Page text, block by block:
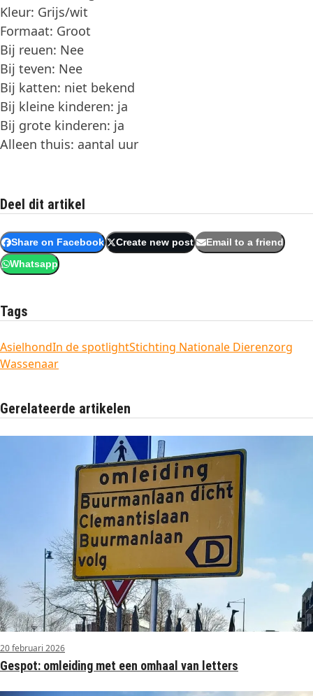
Kleur: Grijs/wit
Formaat: Groot
Bij reuen: Nee
Bij teven: Nee
Bij katten: niet bekend
Bij kleine kinderen: ja
Bij grote kinderen: ja
Alleen thuis: aantal uur
Deel dit artikel
Share on Facebook Create new post Email to a friend
Whatsapp
Tags
AsielhondIn de spotlightStichting Nationale Dierenzorg
Wassenaar
Gerelateerde artikelen
20 februari 2026
Gespot: omleiding met een omhaal van letters